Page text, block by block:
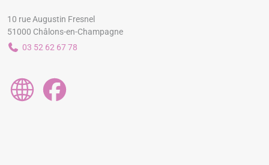
10 rue Augustin Fresnel
51000 Châlons-en-Champagne
03 52 62 67 78